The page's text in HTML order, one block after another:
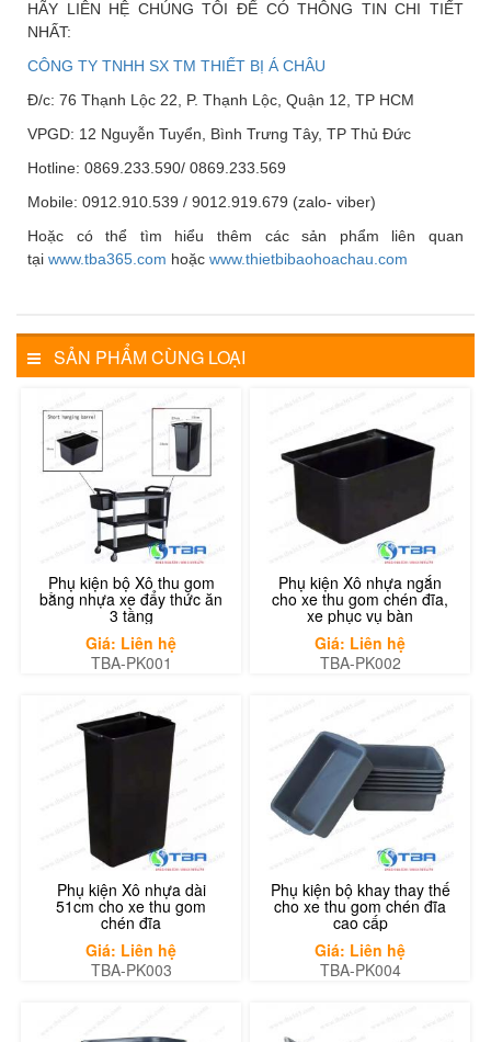
HÃY LIÊN HỆ CHÚNG TÔI ĐỂ CÓ THÔNG TIN CHI TIẾT
NHẤT:
CÔNG TY TNHH SX TM THIẾT BỊ Á CHÂU
Đ/c: 76 Thạnh Lộc 22, P. Thạnh Lộc, Quận 12, TP HCM
VPGD: 12 Nguyễn Tuyển, Bình Trưng Tây, TP Thủ Đức
Hotline: 0869.233.590/ 0869.233.569
Mobile: 0912.910.539 / 9012.919.679 (zalo- viber)
Hoặc có thể tìm hiểu thêm các sản phẩm liên quan
tại www.tba365.com hoặc www.thietbibaohoachau.com
SẢN PHẨM CÙNG LOẠI
Phụ kiện bộ Xô thu gom
bằng nhựa xe đẩy thức ăn
3 tầng
Giá: Liên hệ
TBA-PK001
Phụ kiện Xô nhựa ngắn
cho xe thu gom chén đĩa,
xe phục vụ bàn
Giá: Liên hệ
TBA-PK002
Phụ kiện Xô nhựa dài
51cm cho xe thu gom
chén đĩa
Giá: Liên hệ
TBA-PK003
Phụ kiện bộ khay thay thế
cho xe thu gom chén đĩa
cao cấp
Giá: Liên hệ
TBA-PK004